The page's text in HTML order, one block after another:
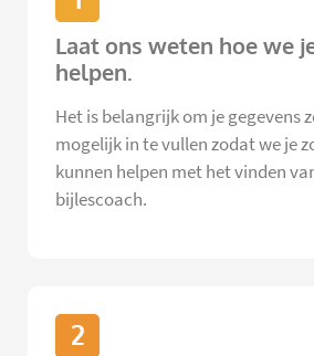
Laat ons weten hoe we
helpen.
Het is belangrijk om je gegevens
mogelijk in te vullen zodat we je
kunnen helpen met het vinden
bijlescoach.
2